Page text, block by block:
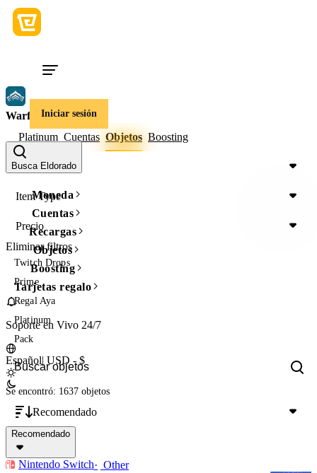
Iniciar sesión
Busca Eldorado
Moneda
Cuentas
Recargas
Objetos
Boosting
Tarjetas regalo
Soporte en Vivo 24/7
Español| USD - $
Warframe
Platinum Cuentas Objetos Boosting
Device
Item Type
Precio
Eliminar filtros
Twitch Drops
Prime
Regal Aya
Platinum
Pack
Se encontró: 1637 objetos
Recomendado
Recomendado
Nintendo Switch
Other